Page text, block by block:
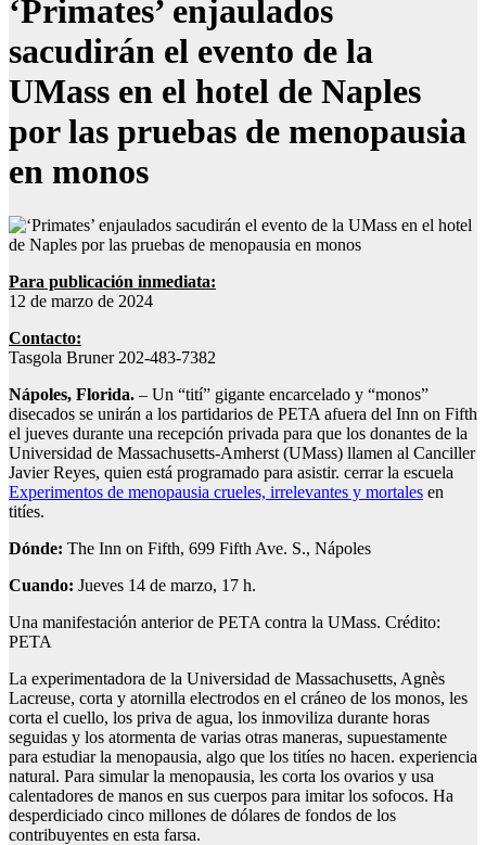
‘Primates’ enjaulados
sacudirán el evento de la
UMass en el hotel de Naples
por las pruebas de menopausia
en monos
Para publicación inmediata:
12 de marzo de 2024
Contacto:
Tasgola Bruner 202-483-7382
Nápoles, Florida. – Un “tití” gigante encarcelado y “monos”
disecados se unirán a los partidarios de PETA afuera del Inn on Fifth
el jueves durante una recepción privada para que los donantes de la
Universidad de Massachusetts-Amherst (UMass) llamen al Canciller
Javier Reyes, quien está programado para asistir. cerrar la escuela
Experimentos de menopausia crueles, irrelevantes y mortales en
titíes.
Dónde: The Inn on Fifth, 699 Fifth Ave. S., Nápoles
Cuando: Jueves 14 de marzo, 17 h.
Una manifestación anterior de PETA contra la UMass. Crédito:
PETA
La experimentadora de la Universidad de Massachusetts, Agnès
Lacreuse, corta y atornilla electrodos en el cráneo de los monos, les
corta el cuello, los priva de agua, los inmoviliza durante horas
seguidas y los atormenta de varias otras maneras, supuestamente
para estudiar la menopausia, algo que los titíes no hacen. experiencia
natural. Para simular la menopausia, les corta los ovarios y usa
calentadores de manos en sus cuerpos para imitar los sofocos. Ha
desperdiciado cinco millones de dólares de fondos de los
contribuyentes en esta farsa.